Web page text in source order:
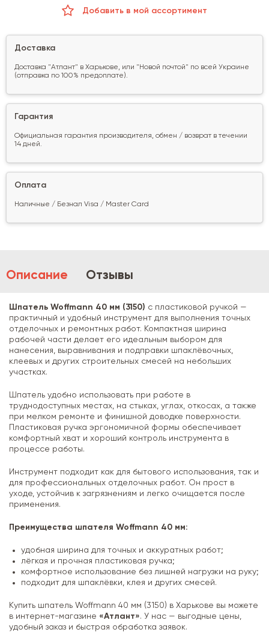
Добавить в мой ассортимент
Доставка
Доставка "Атлант" в Харькове, или "Новой почтой" по всей Украине
(отправка по 100% предоплате).
Гарантия
Официальная гарантия производителя, обмен / возврат в течении
14 дней.
Оплата
Наличные / Безнал Visa / Master Card
Описание Отзывы
Шпатель Woffmann 40 мм (3150) с пластиковой ручкой —
практичный и удобный инструмент для выполнения точных
отделочных и ремонтных работ. Компактная ширина
рабочей части делает его идеальным выбором для
нанесения, выравнивания и подправки шпаклёвочных,
клеевых и других строительных смесей на небольших
участках.
Шпатель удобно использовать при работе в
труднодоступных местах, на стыках, углах, откосах, а также
при мелком ремонте и финишной доводке поверхности.
Пластиковая ручка эргономичной формы обеспечивает
комфортный хват и хороший контроль инструмента в
процессе работы.
Инструмент подходит как для бытового использования, так и
для профессиональных отделочных работ. Он прост в
уходе, устойчив к загрязнениям и легко очищается после
применения.
Преимущества шпателя Woffmann 40 мм:
удобная ширина для точных и аккуратных работ;
лёгкая и прочная пластиковая ручка;
комфортное использование без лишней нагрузки на руку;
подходит для шпаклёвки, клея и других смесей.
Купить шпатель Woffmann 40 мм (3150) в Харькове вы можете
в интернет-магазине «Атлант». У нас — выгодные цены,
удобный заказ и быстрая обработка заявок.